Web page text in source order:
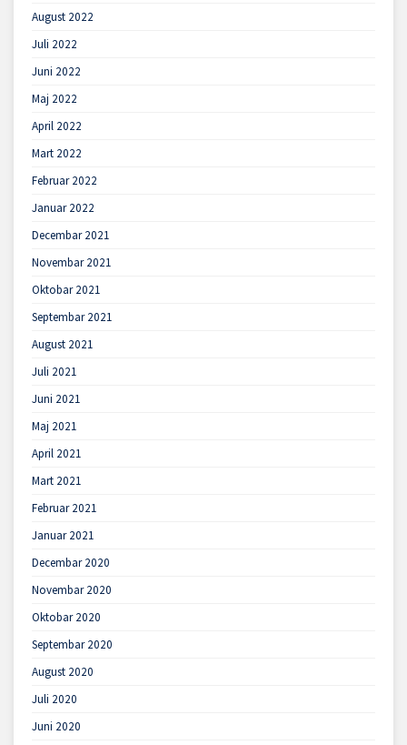
August 2022
Juli 2022
Juni 2022
Maj 2022
April 2022
Mart 2022
Februar 2022
Januar 2022
Decembar 2021
Novembar 2021
Oktobar 2021
Septembar 2021
August 2021
Juli 2021
Juni 2021
Maj 2021
April 2021
Mart 2021
Februar 2021
Januar 2021
Decembar 2020
Novembar 2020
Oktobar 2020
Septembar 2020
August 2020
Juli 2020
Juni 2020